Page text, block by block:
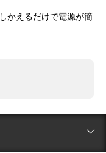
かえるだけで電源が簡